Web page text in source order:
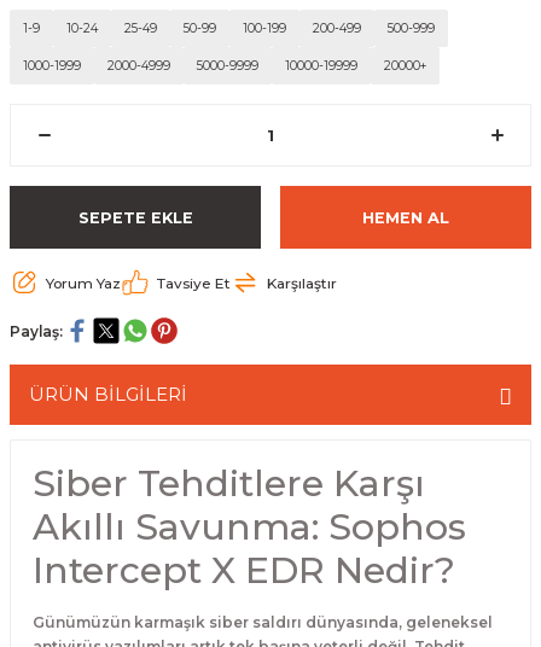
1-9 10-24 25-49 50-99 100-199 200-499 500-999
1000-1999 2000-4999 5000-9999 10000-19999 20000+
SEPETE EKLE HEMEN AL
Yorum Yaz Tavsiye Et Karşılaştır
Paylaş:
ÜRÜN BİLGİLERİ
Siber Tehditlere Karşı
Akıllı Savunma: Sophos
Intercept X EDR Nedir?
Günümüzün karmaşık siber saldırı dünyasında, geleneksel